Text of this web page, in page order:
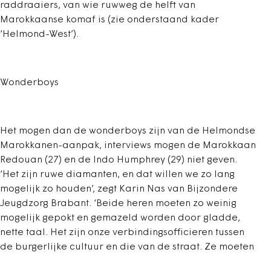
raddraaiers, van wie ruwweg de helft van
Marokkaanse komaf is (zie onderstaand kader
‘Helmond-West’).
Wonderboys
Het mogen dan de wonderboys zijn van de Helmondse
Marokkanen-aanpak, interviews mogen de Marokkaan
Redouan (27) en de Indo Humphrey (29) niet geven.
‘Het zijn ruwe diamanten, en dat willen we zo lang
mogelijk zo houden’, zegt Karin Nas van Bijzondere
Jeugdzorg Brabant. ‘Beide heren moeten zo weinig
mogelijk gepokt en gemazeld worden door gladde,
nette taal. Het zijn onze verbindingsofficieren tussen
de burgerlijke cultuur en die van de straat. Ze moeten